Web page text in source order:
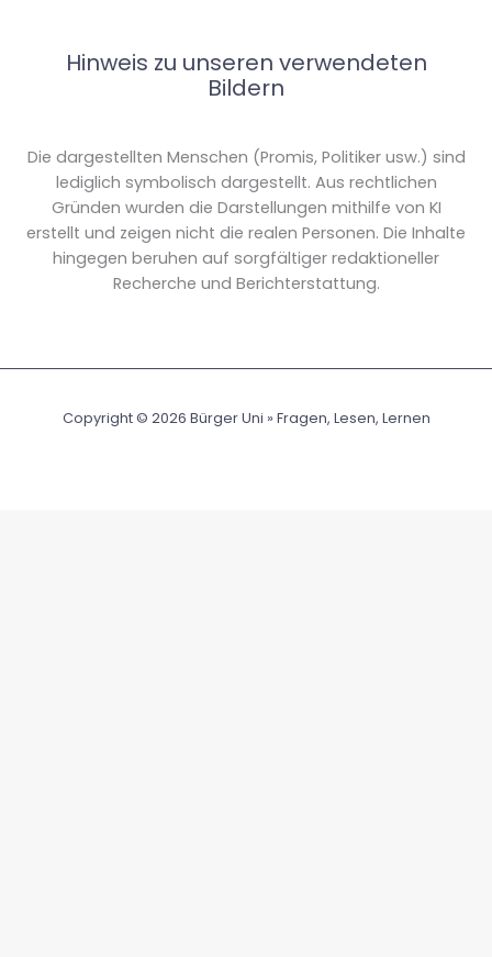
Hinweis zu unseren verwendeten
Bildern
Die dargestellten Menschen (Promis, Politiker usw.) sind
lediglich symbolisch dargestellt. Aus rechtlichen
Gründen wurden die Darstellungen mithilfe von KI
erstellt und zeigen nicht die realen Personen. Die Inhalte
hingegen beruhen auf sorgfältiger redaktioneller
Recherche und Berichterstattung.
Copyright © 2026 Bürger Uni » Fragen, Lesen, Lernen